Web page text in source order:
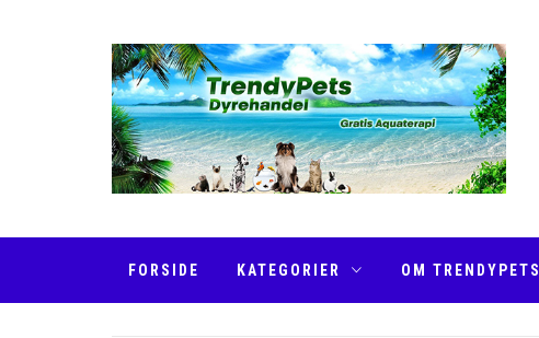
FORSIDE KATEGORIER OM TRENDYPETS